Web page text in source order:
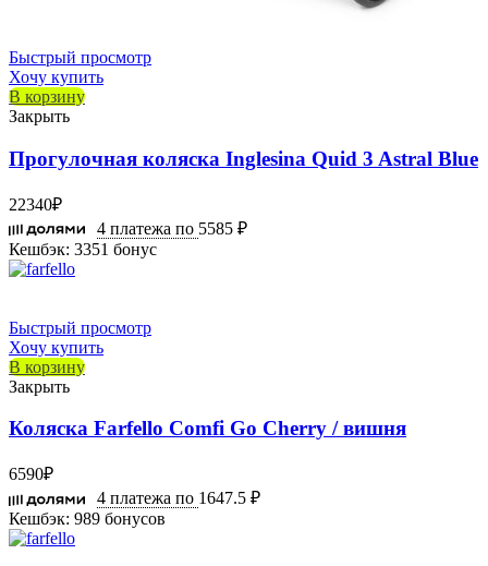
Быстрый просмотр
Хочу купить
В корзину
Закрыть
Прогулочная коляска Inglesina Quid 3 Astral Blue
22340₽
4 платежа по 5585 ₽
Кешбэк: 3351 бонус
Быстрый просмотр
Хочу купить
В корзину
Закрыть
Коляска Farfello Comfi Go Cherry / вишня
6590₽
4 платежа по 1647.5 ₽
Кешбэк: 989 бонусов